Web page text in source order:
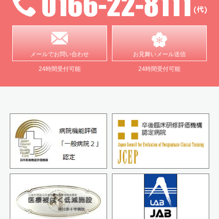
メールでお問い合わせ
24時間受付可能
お見舞い メール送信
24時間受付可能